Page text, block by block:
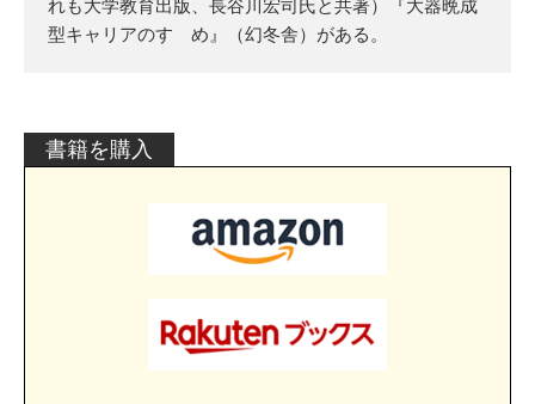
れも大学教育出版、長谷川宏司氏と共著）『大器晩成
型キャリアのすゝめ』（幻冬舎）がある。
書籍を購入